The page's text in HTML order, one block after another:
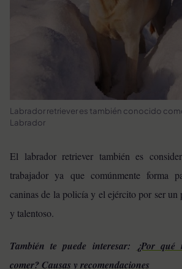
Labrador retriever es también conocido
Labrador
El labrador retriever también es
trabajador ya que comúnmente forma
caninas de la policía y el ejército por ser un
y talentoso.
También te puede interesar: ¿Por
comer? Causas y recomendaciones